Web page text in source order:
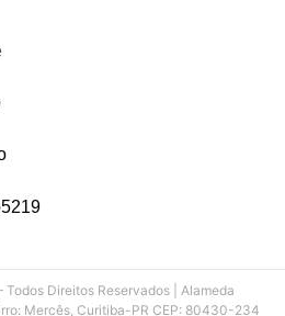
Direitos Reservados | Alameda
Mercês, Curitiba-PR CEP: 80430-234